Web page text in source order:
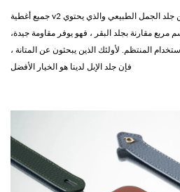
جميع أغطية v2 الجديدة للايفون مصنوعة يدويا من جلد الجمل الطبيعي والذي يحتوي
مقارنة بجلد البقر ، فهو يوفر مقاومة جيدة،
المنتظم. لأولئك الذين يبحثون عن المتانة ،
فإن جلد الإبل لدينا هو الخيار الأفضل